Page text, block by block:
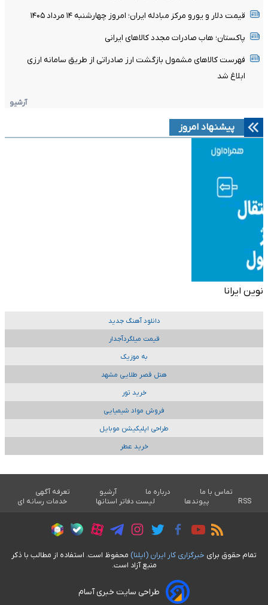
قیمت دلار و یورو مرکز مبادله ایران؛ امروز چهارشنبه ۱۴ مرداد ۱۴۰۵
پاکستان؛ هاب صادرات مجدد کالاهای ایرانی
فهرست کالاهای مشمول بازگشت ارز صادراتی از طریق سامانه ارزی
ابلاغ شد
آرشیو
پیشنهاد امروز
نوین ایرانا
دانلود آهنگ جدید
قیمت میلگردآجدار
به موزیک
هتل قصر طلایی مشهد
خرید تور
فروش مواد شیمیایی
طراحی اپلیکیشن موبایل
خرید عطر
تماس با ما درباره ما آرشیو
تعرفه آگهی
RSS
پیوندها لیست دفاتر استانها خدمات رسانه ای
تمام حقوق برای خبرگزاری کار ايران (ايلنا) محفوظ است. استفاده از مطالب با ذکر
منبع آزاد است.
طراحی سایت خبری آسام